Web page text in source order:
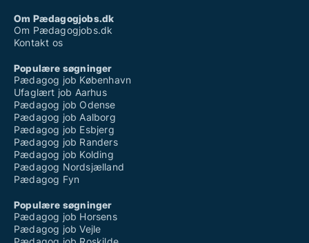
Om Pædagogjobs.dk
Om Pædagogjobs.dk
Kontakt os
Populære søgninger
Pædagog job København
Ufaglært job Aarhus
Pædagog job Odense
Pædagog job Aalborg
Pædagog job Esbjerg
Pædagog job Randers
Pædagog job Kolding
Pædagog Nordsjælland
Pædagog Fyn
Populære søgninger
Pædagog job Horsens
Pædagog job Vejle